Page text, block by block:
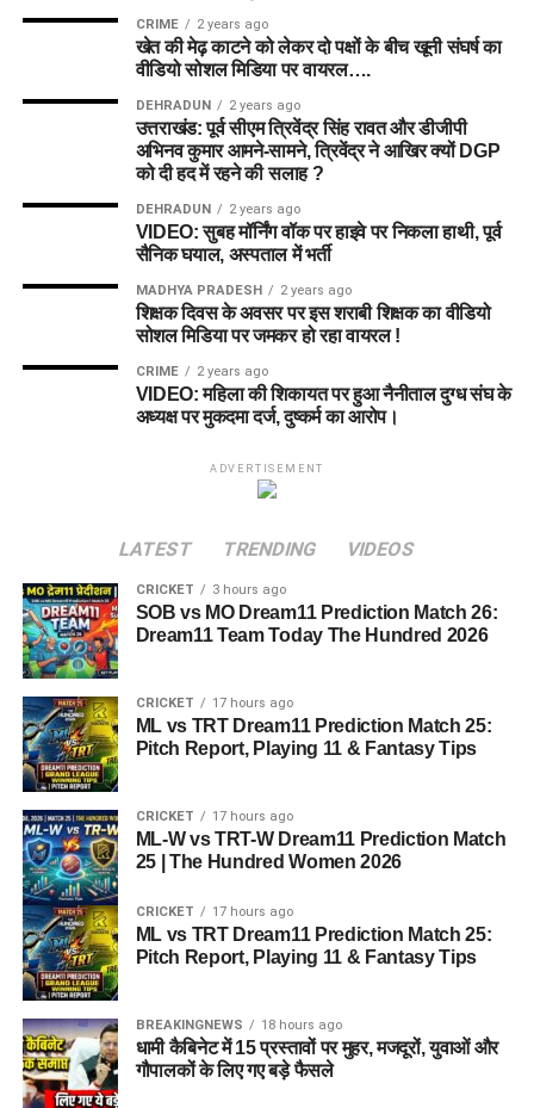
CRIME 2 years ago
खेत की मेढ़ काटने को लेकर दो पक्षों के बीच खूनी संघर्ष का
वीडियो सोशल मिडिया पर वायरल….
DEHRADUN 2 years ago
उत्तराखंड: पूर्व सीएम त्रिवेंद्र सिंह रावत और डीजीपी
अभिनव कुमार आमने-सामने, त्रिवेंद्र ने आखिर क्यों DGP
को दी हद में रहने की सलाह ?
DEHRADUN 2 years ago
VIDEO: सुबह मॉर्निंग वॉक पर हाइवे पर निकला हाथी, पूर्व
सैनिक घयाल, अस्पताल में भर्ती
MADHYA PRADESH 2 years ago
शिक्षक दिवस के अवसर पर इस शराबी शिक्षक का वीडियो
सोशल मिडिया पर जमकर हो रहा वायरल !
CRIME 2 years ago
VIDEO: महिला की शिकायत पर हुआ नैनीताल दुग्ध संघ के
अध्यक्ष पर मुकदमा दर्ज, दुष्कर्म का आरोप।
ADVERTISEMENT
LATEST TRENDING VIDEOS
CRICKET 3 hours ago
SOB vs MO Dream11 Prediction Match 26:
Dream11 Team Today The Hundred 2026
CRICKET 17 hours ago
ML vs TRT Dream11 Prediction Match 25:
Pitch Report, Playing 11 & Fantasy Tips
CRICKET 17 hours ago
ML-W vs TRT-W Dream11 Prediction Match
25 | The Hundred Women 2026
CRICKET 17 hours ago
ML vs TRT Dream11 Prediction Match 25:
Pitch Report, Playing 11 & Fantasy Tips
BREAKINGNEWS 18 hours ago
धामी कैबिनेट में 15 प्रस्तावों पर मुहर, मजदूरों, युवाओं और
गौपालकों के लिए गए बड़े फैसले